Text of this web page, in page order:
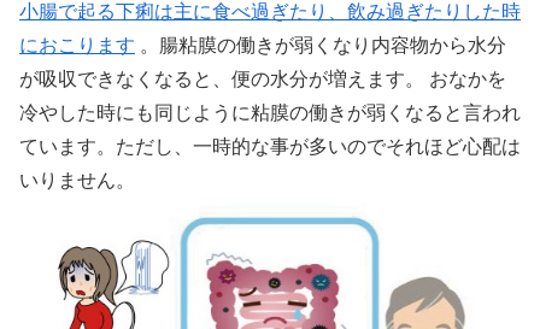
小腸で起る下痢は主に食べ過ぎたり、飲み過ぎたりした時
におこります 。腸粘膜の働きが弱くなり内容物から水分
が吸収できなくなると、便の水分が増えます。 おなかを
冷やした時にも同じように粘膜の働きが弱くなると言われ
ています。ただし、一時的な事が多いのでそれほど心配は
いりません。